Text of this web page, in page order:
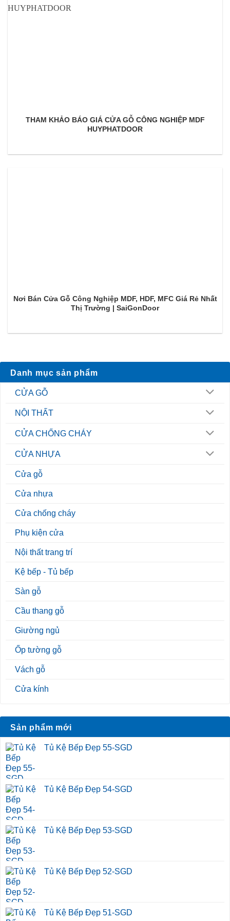
THAM KHẢO BÁO GIÁ CỬA GỖ CÔNG NGHIỆP MDF
HUYPHATDOOR
Nơi Bán Cửa Gỗ Công Nghiệp MDF, HDF, MFC Giá Rẻ Nhất
Thị Trường | SaiGonDoor
Danh mục sản phẩm
CỬA GỖ
NỘI THẤT
CỬA CHỐNG CHÁY
CỬA NHỰA
Cửa gỗ
Cửa nhựa
Cửa chống cháy
Phụ kiện cửa
Nội thất trang trí
Kệ bếp - Tủ bếp
Sàn gỗ
Cầu thang gỗ
Giường ngủ
Ốp tường gỗ
Vách gỗ
Cửa kính
Sản phẩm mới
Tủ Kệ Bếp Đẹp 55-SGD
Tủ Kệ Bếp Đẹp 54-SGD
Tủ Kệ Bếp Đẹp 53-SGD
Tủ Kệ Bếp Đẹp 52-SGD
Tủ Kệ Bếp Đẹp 51-SGD